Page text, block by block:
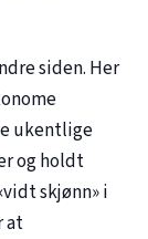
siden. Her
ukentlige
og holdt
skjønn» i
at